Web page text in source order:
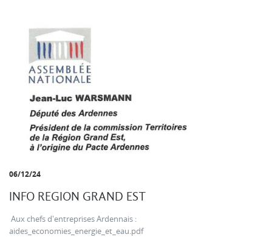
06/12/24
INFO REGION GRAND EST
Aux chefs d'entreprises Ardennais :
aides_economies_energie_et_eau.pdf